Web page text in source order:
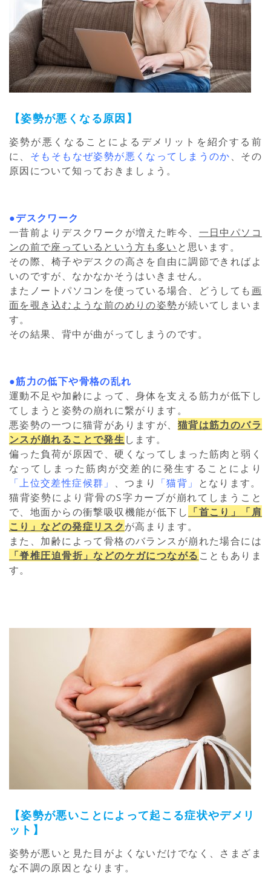
【姿勢が悪くなる原因】
姿勢が悪くなることによるデメリットを紹介する前
に、 そもそもなぜ姿勢が悪くなってしまうのか 、その
原因について知っておきましょう。
●デスクワーク
一昔前よりデスクワークが増えた昨今、 一日中パソコ
ンの前で座っているという方も多い と思います。
その際、椅子やデスクの高さを自由に調節できればよ
いのですが、なかなかそうはいきません。
またノートパソコンを使っている場合、どうしても画
面を覗き込むような前のめりの姿勢が続いてしまいま
す。
その結果、背中が曲がってしまうのです。
●筋力の低下や骨格の乱れ
運動不足や加齢によって、身体を支える筋力が低下し
てしまうと姿勢の崩れに繋がります。
悪姿勢の一つに猫背がありますが、 猫背は筋力のバラ
ンスが崩れることで発生 します。
偏った負荷が原因で、硬くなってしまった筋肉と弱く
なってしまった筋肉が交差的に発生することにより
「上位交差性症候群」
、つまり 「猫背」
となります。
猫背姿勢により背骨のS字カーブが崩れてしまうこと
で、地面からの衝撃吸収機能が低下し 「首こり」「肩
こり」などの発症リスクが高まります。
また、加齢によって骨格のバランスが崩れた場合には
「脊椎圧迫骨折」などのケガにつながる こともありま
す。
【姿勢が悪いことによって起こる症状やデメリ
ット】
姿勢が悪いと見た目がよくないだけでなく、さまざま
な不調の原因となります。